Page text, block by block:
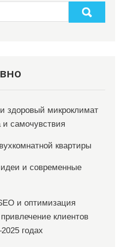
здоровый микроклимат
и самочувствия
квартиры
и современные
и оптимизация
клиентов
годах